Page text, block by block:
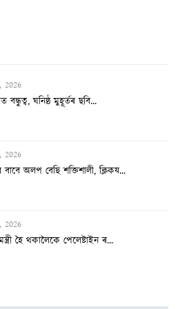
2026
বন্ধুত্ব, ঘনিষ্ঠ মুহূৰ্তৰ ছবি...
2026
বাবে অলপ বেছি শক্তিশালী, ক্লিকয...
2026
হৈ থকালৈকে পেলেষ্টাইন ৰ...